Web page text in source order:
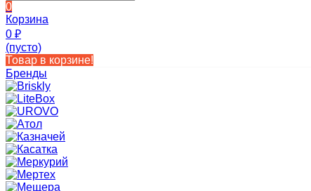
0
Корзина
0 ₽
(пусто)
Товар в корзине!
Бренды